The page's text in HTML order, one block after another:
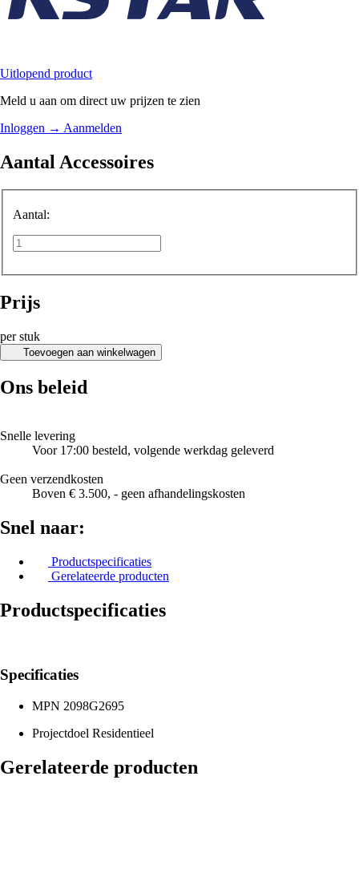
Uitlopend product
Meld u aan om direct uw prijzen te zien
Inloggen → Aanmelden
Aantal Accessoires
Aantal:
Prijs
per stuk
Toevoegen aan winkelwagen
Ons beleid
Snelle levering
Voor 17:00 besteld, volgende werkdag geleverd
Geen verzendkosten
Boven € 3.500, - geen afhandelingskosten
Snel naar:
Productspecificaties
Gerelateerde producten
Productspecificaties
Specificaties
MPN 2098G2695
Projectdoel Residentieel
Gerelateerde producten